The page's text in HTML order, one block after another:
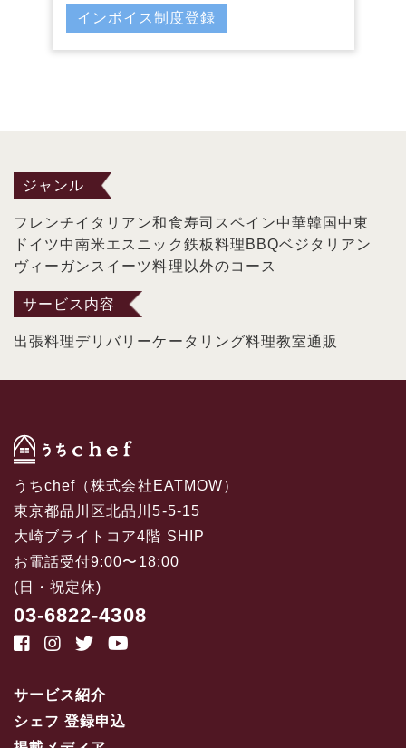
インボイス制度登録
ジャンル
フレンチイタリアン和食寿司 スペイン中華韓国 中東
ドイツ中南米エスニック 鉄板料理 BBQベジタリアン
ヴィーガン スイーツ料理以外のコース
サービス内容
出張料理デリバリーケータリング料理教室通販
うちchef（株式会社EATMOW）
東京都品川区北品川5-5-15
大崎ブライトコア4階 SHIP
お電話受付9:00〜18:00
(日・祝定休)
03-6822-4308
サービス紹介
シェフ 登録申込